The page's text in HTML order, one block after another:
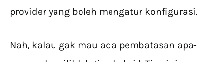
provider yang boleh mengatur konfigurasi.
Nah, kalau gak mau ada pembatasan apa-